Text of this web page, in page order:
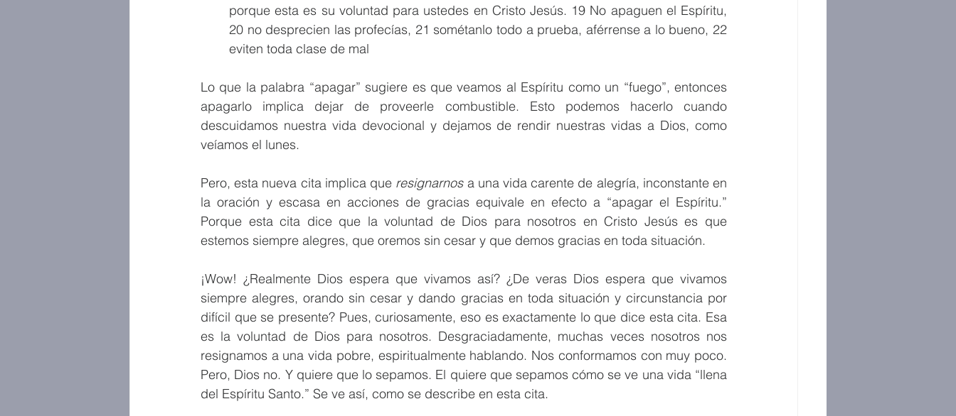
porque esta es su voluntad para ustedes en Cristo Jesús. 19 No apaguen el Espíritu,
20 no desprecien las profecías, 21 sométanlo todo a prueba, aférrense a lo bueno, 22
eviten toda clase de mal
Lo que la palabra “apagar” sugiere es que veamos al Espíritu como un “fuego”, entonces
apagarlo implica dejar de proveerle combustible. Esto podemos hacerlo cuando
descuidamos nuestra vida devocional y dejamos de rendir nuestras vidas a Dios, como
veíamos el lunes.
Pero, esta nueva cita implica que resignarnos a una vida carente de alegría, inconstante en
la oración y escasa en acciones de gracias equivale en efecto a “apagar el Espíritu.”
Porque esta cita dice que la voluntad de Dios para nosotros en Cristo Jesús es que
estemos siempre alegres, que oremos sin cesar y que demos gracias en toda situación.
¡Wow! ¿Realmente Dios espera que vivamos así? ¿De veras Dios espera que vivamos
siempre alegres, orando sin cesar y dando gracias en toda situación y circunstancia por
difícil que se presente? Pues, curiosamente, eso es exactamente lo que dice esta cita. Esa
es la voluntad de Dios para nosotros. Desgraciadamente, muchas veces nosotros nos
resignamos a una vida pobre, espiritualmente hablando. Nos conformamos con muy poco.
Pero, Dios no. Y quiere que lo sepamos. El quiere que sepamos cómo se ve una vida “llena
del Espíritu Santo.” Se ve así, como se describe en esta cita.